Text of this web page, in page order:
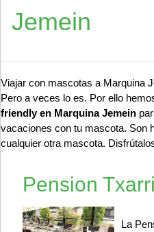
Jemein
Viajar con mascotas a Marquina
Pero a veces lo es. Por ello
friendly en Marquina Jemein
vacaciones con tu mascota. Son
cualquier otra mascota.
Pension
La